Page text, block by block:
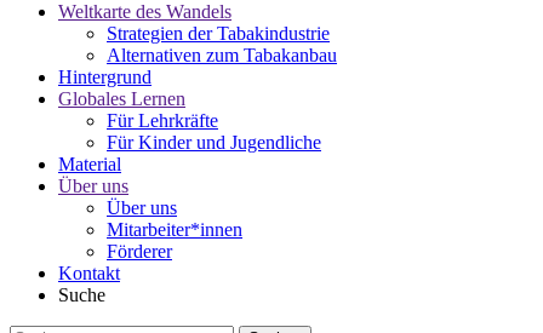
Weltkarte des Wandels
Strategien der Tabakindustrie
Alternativen zum Tabakanbau
Hintergrund
Globales Lernen
Für Lehrkräfte
Für Kinder und Jugendliche
Material
Über uns
Über uns
Mitarbeiter*innen
Förderer
Kontakt
Suche